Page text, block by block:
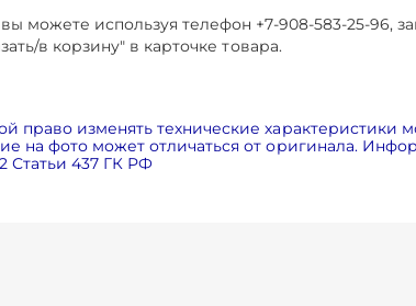
можете используя телефон +7-908-583-25-96,
в корзину" в карточке товара.
право изменять технические
на фото может отличаться от оригинала.
Статьи 437 ГК РФ